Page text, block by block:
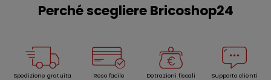
Perché scegliere Bricoshop24
Spedizione gratuita Reso facile Detrazioni fiscali Supporto clienti